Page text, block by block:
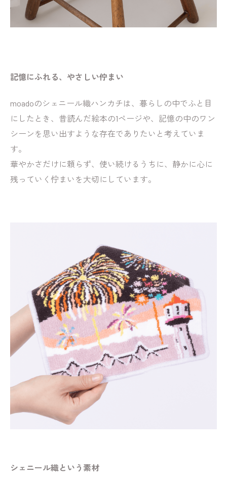
記憶にふれる、やさしい佇まい
moadoのシェニール織ハンカチは、暮らしの中でふと目
にしたとき、昔読んだ絵本の1ページや、記憶の中のワン
シーンを思い出すような存在でありたいと考えていま
す。
華やかさだけに頼らず、使い続けるうちに、静かに心に
残っていく佇まいを大切にしています。
シェニール織という素材